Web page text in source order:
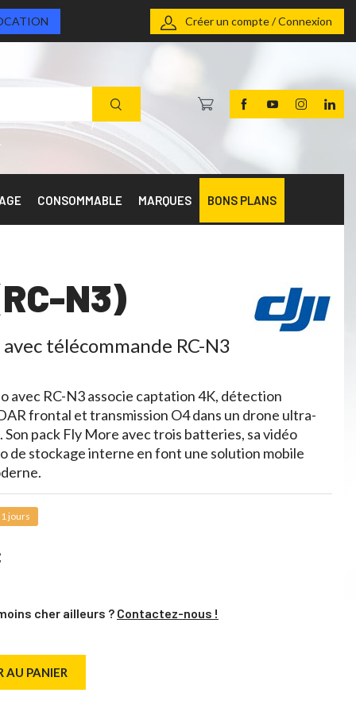
Créer un compte / Connexion
CONSOMMABLE MARQUES BONS PLANS
N3)
télécommande RC-N3
avec RC-N3 associe captation 4K, détection
frontal et transmission O4 dans un drone ultra-
Son pack Fly More avec trois batteries, sa vidéo
de stockage interne en font une solution mobile
jours
cher ailleurs ? Contactez-nous !
AU PANIER